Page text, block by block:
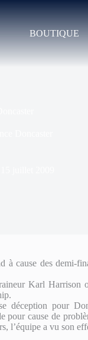
BOUTIQUE
à cause des demi-
Karl Harrison
déception pour
pour cause de
l’équipe a vu son